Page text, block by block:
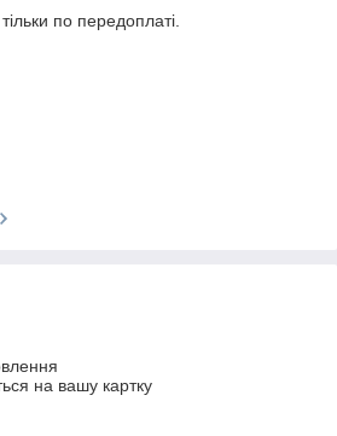
по передоплаті.
на вашу картку